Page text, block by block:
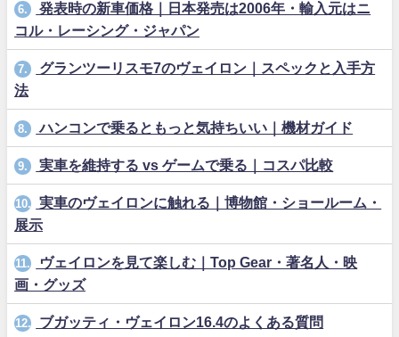
6.
発表時の新車価格｜日本発売は2006年・輸入元はニ
コル・レーシング・ジャパン
7.
グランツーリスモ7のヴェイロン｜スペックと入手方
法
8. ハンコンで乗るともっと気持ちいい｜機材ガイド
9. 実車を維持する vs ゲームで乗る｜コスパ比較
10.
実車のヴェイロンに触れる｜博物館・ショールーム・
展示
11.
ヴェイロンを見て楽しむ｜Top Gear・著名人・映
画・グッズ
12. ブガッティ・ヴェイロン16.4のよくある質問